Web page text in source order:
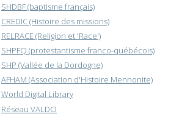
SHDBF (baptisme français)
CREDIC (Histoire des missions)
RELRACE (Religion et 'Race')
SHPFQ (protestantisme franco-québécois)
SHP (Vallée de la Dordogne)
AFHAM (Association d'Histoire Mennonite)
World Digital Library
Réseau VALDO